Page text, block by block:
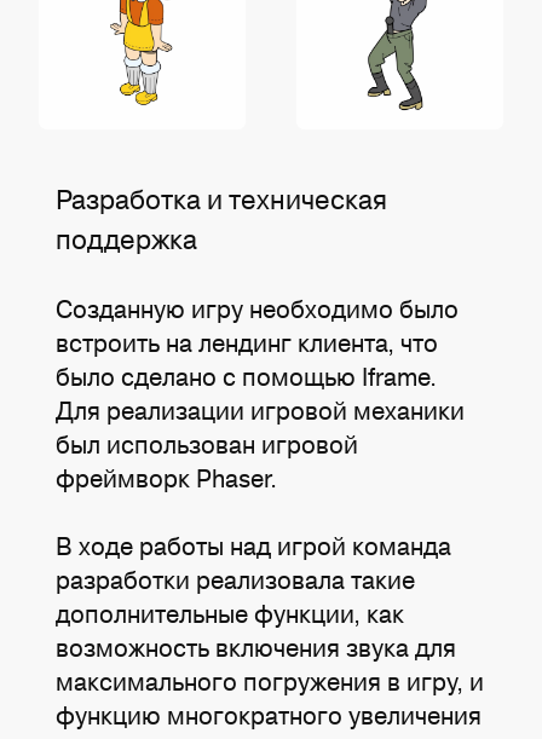
Разработка и техническая
поддержка
Созданную игру необходимо было
встроить на лендинг клиента, что
было сделано с помощью Iframe.
Для реализации игровой механики
был использован игровой
фреймворк Phaser.
В ходе работы над игрой команда
разработки реализовала такие
дополнительные функции, как
возможность включения звука для
максимального погружения в игру, и
функцию многократного увеличения